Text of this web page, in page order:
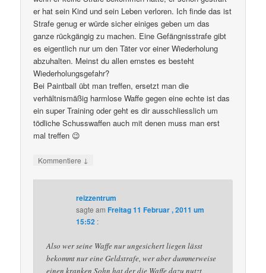
er hat sein Kind und sein Leben verloren. Ich finde das ist
Strafe genug er würde sicher einiges geben um das
ganze rückgängig zu machen. Eine Gefängnisstrafe gibt
es eigentlich nur um den Täter vor einer Wiederholung
abzuhalten. Meinst du allen ernstes es besteht
Wiederholungsgefahr?
Bei Paintball übt man treffen, ersetzt man die
verhältnismäßig harmlose Waffe gegen eine echte ist das
ein super Training oder geht es dir ausschliesslich um
tödliche Schusswaffen auch mit denen muss man erst
mal treffen 😉
Kommentiere ↓
reizzentrum
sagte amFreitag 11 Februar , 2011 um
15:52 :
Also wer seine Waffe nur ungesichert liegen lässt
bekommt nur eine Geldstrafe, wer aber dummerweise
einen kranken Sohn hat der die Waffe dazu nutzt